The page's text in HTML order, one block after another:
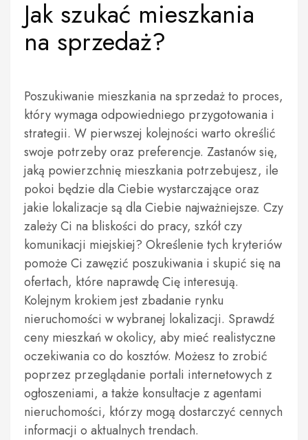
Jak szukać mieszkania
na sprzedaż?
Poszukiwanie mieszkania na sprzedaż to proces,
który wymaga odpowiedniego przygotowania i
strategii. W pierwszej kolejności warto określić
swoje potrzeby oraz preferencje. Zastanów się,
jaką powierzchnię mieszkania potrzebujesz, ile
pokoi będzie dla Ciebie wystarczające oraz
jakie lokalizacje są dla Ciebie najważniejsze. Czy
zależy Ci na bliskości do pracy, szkół czy
komunikacji miejskiej? Określenie tych kryteriów
pomoże Ci zawęzić poszukiwania i skupić się na
ofertach, które naprawdę Cię interesują.
Kolejnym krokiem jest zbadanie rynku
nieruchomości w wybranej lokalizacji. Sprawdź
ceny mieszkań w okolicy, aby mieć realistyczne
oczekiwania co do kosztów. Możesz to zrobić
poprzez przeglądanie portali internetowych z
ogłoszeniami, a także konsultacje z agentami
nieruchomości, którzy mogą dostarczyć cennych
informacji o aktualnych trendach.